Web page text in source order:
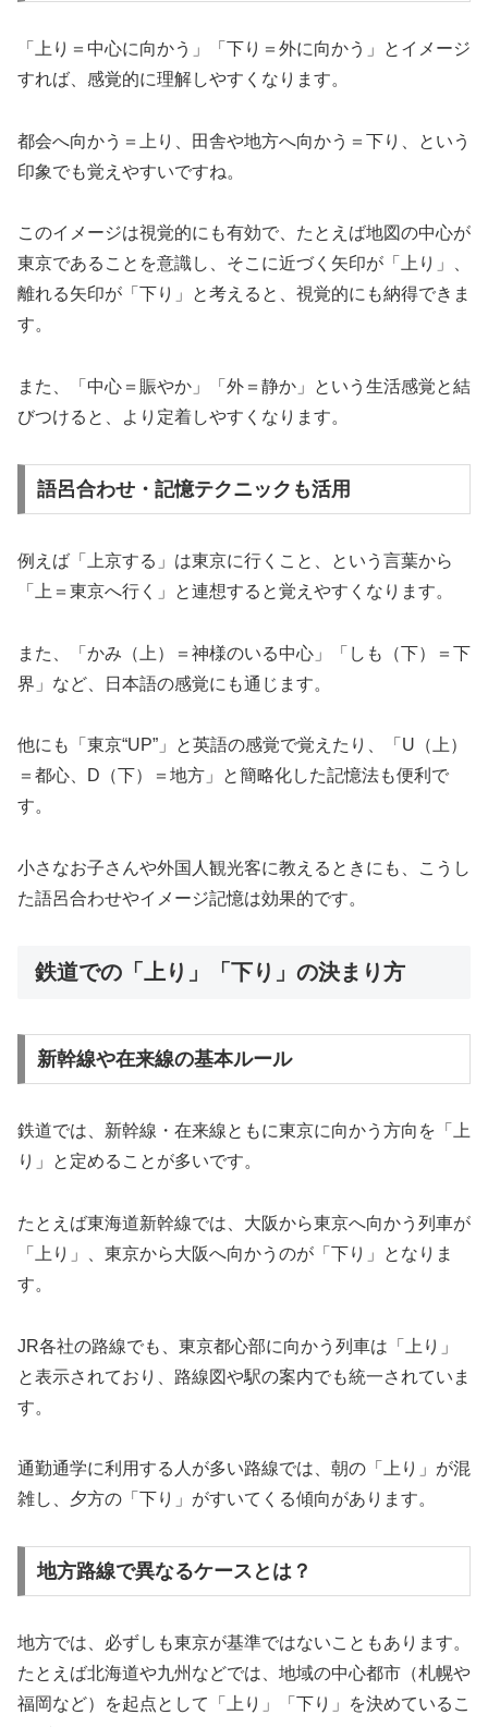
「上り＝中心に向かう」「下り＝外に向かう」とイメージ
すれば、感覚的に理解しやすくなります。
都会へ向かう＝上り、田舎や地方へ向かう＝下り、という
印象でも覚えやすいですね。
このイメージは視覚的にも有効で、たとえば地図の中心が
東京であることを意識し、そこに近づく矢印が「上り」、
離れる矢印が「下り」と考えると、視覚的にも納得できま
す。
また、「中心＝賑やか」「外＝静か」という生活感覚と結
びつけると、より定着しやすくなります。
語呂合わせ・記憶テクニックも活用
例えば「上京する」は東京に行くこと、という言葉から
「上＝東京へ行く」と連想すると覚えやすくなります。
また、「かみ（上）＝神様のいる中心」「しも（下）＝下
界」など、日本語の感覚にも通じます。
他にも「東京“UP”」と英語の感覚で覚えたり、「U（上）
＝都心、D（下）＝地方」と簡略化した記憶法も便利で
す。
小さなお子さんや外国人観光客に教えるときにも、こうし
た語呂合わせやイメージ記憶は効果的です。
鉄道での「上り」「下り」の決まり方
新幹線や在来線の基本ルール
鉄道では、新幹線・在来線ともに東京に向かう方向を「上
り」と定めることが多いです。
たとえば東海道新幹線では、大阪から東京へ向かう列車が
「上り」、東京から大阪へ向かうのが「下り」となりま
す。
JR各社の路線でも、東京都心部に向かう列車は「上り」
と表示されており、路線図や駅の案内でも統一されていま
す。
通勤通学に利用する人が多い路線では、朝の「上り」が混
雑し、夕方の「下り」がすいてくる傾向があります。
地方路線で異なるケースとは？
地方では、必ずしも東京が基準ではないこともあります。
たとえば北海道や九州などでは、地域の中心都市（札幌や
福岡など）を起点として「上り」「下り」を決めているこ